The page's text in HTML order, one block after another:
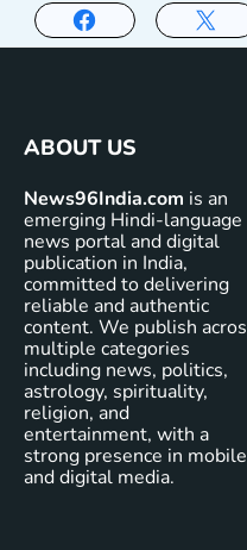
ABOUT US
News96India.com is an
emerging Hindi-language
news portal and digital
publication in India,
committed to delivering
reliable and authentic
content. We publish
multiple categories
including news, politics,
astrology, spirituality,
religion, and
entertainment, with a
strong presence in mobile
and digital media.